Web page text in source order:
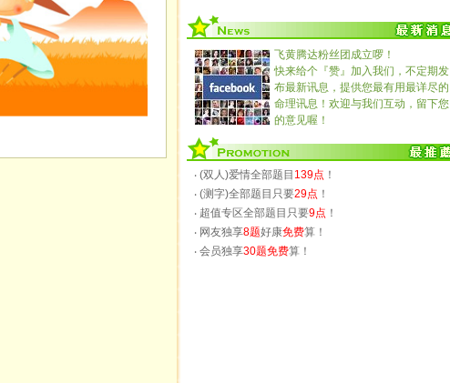
飞黄腾达粉丝团成立啰！
快来给个『赞』加入我们，不定期发
布最新讯息，提供您最有用最详尽的
命理讯息！欢迎与我们互动，留下您
的意见喔！
‧ (双人)爱情全部题目 139点 ！
‧ (测字)全部题目只要29点 ！
‧ 超值专区全部题目只要9点 ！
‧ 网友独享8题好康免费算！
‧ 会员独享30题免费算！